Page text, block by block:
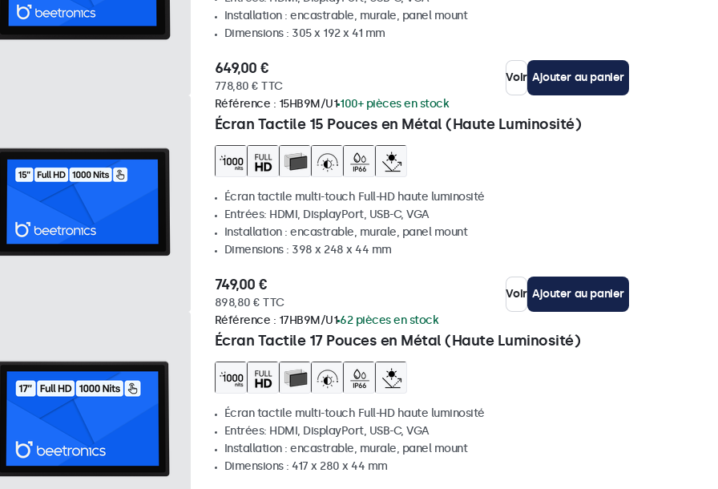
Installation : encastrable, murale, panel mount
Dimensions : 305 x 192 x 41 mm
649,00 €
778,80 € TTC
Voir Ajouter au panier
Écran Tactile 15 Pouces en Métal (Haute Luminosité)
Référence : 15HB9M/U1 100+ pièces en stock
Écran tactile multi-touch Full-HD haute luminosité
Entrées: HDMI, DisplayPort, USB-C, VGA
Installation : encastrable, murale, panel mount
Dimensions : 398 x 248 x 44 mm
749,00 €
898,80 € TTC
Voir Ajouter au panier
Écran Tactile 17 Pouces en Métal (Haute Luminosité)
Référence : 17HB9M/U1 62 pièces en stock
Écran tactile multi-touch Full-HD haute luminosité
Entrées: HDMI, DisplayPort, USB-C, VGA
Installation : encastrable, murale, panel mount
Dimensions : 417 x 280 x 44 mm